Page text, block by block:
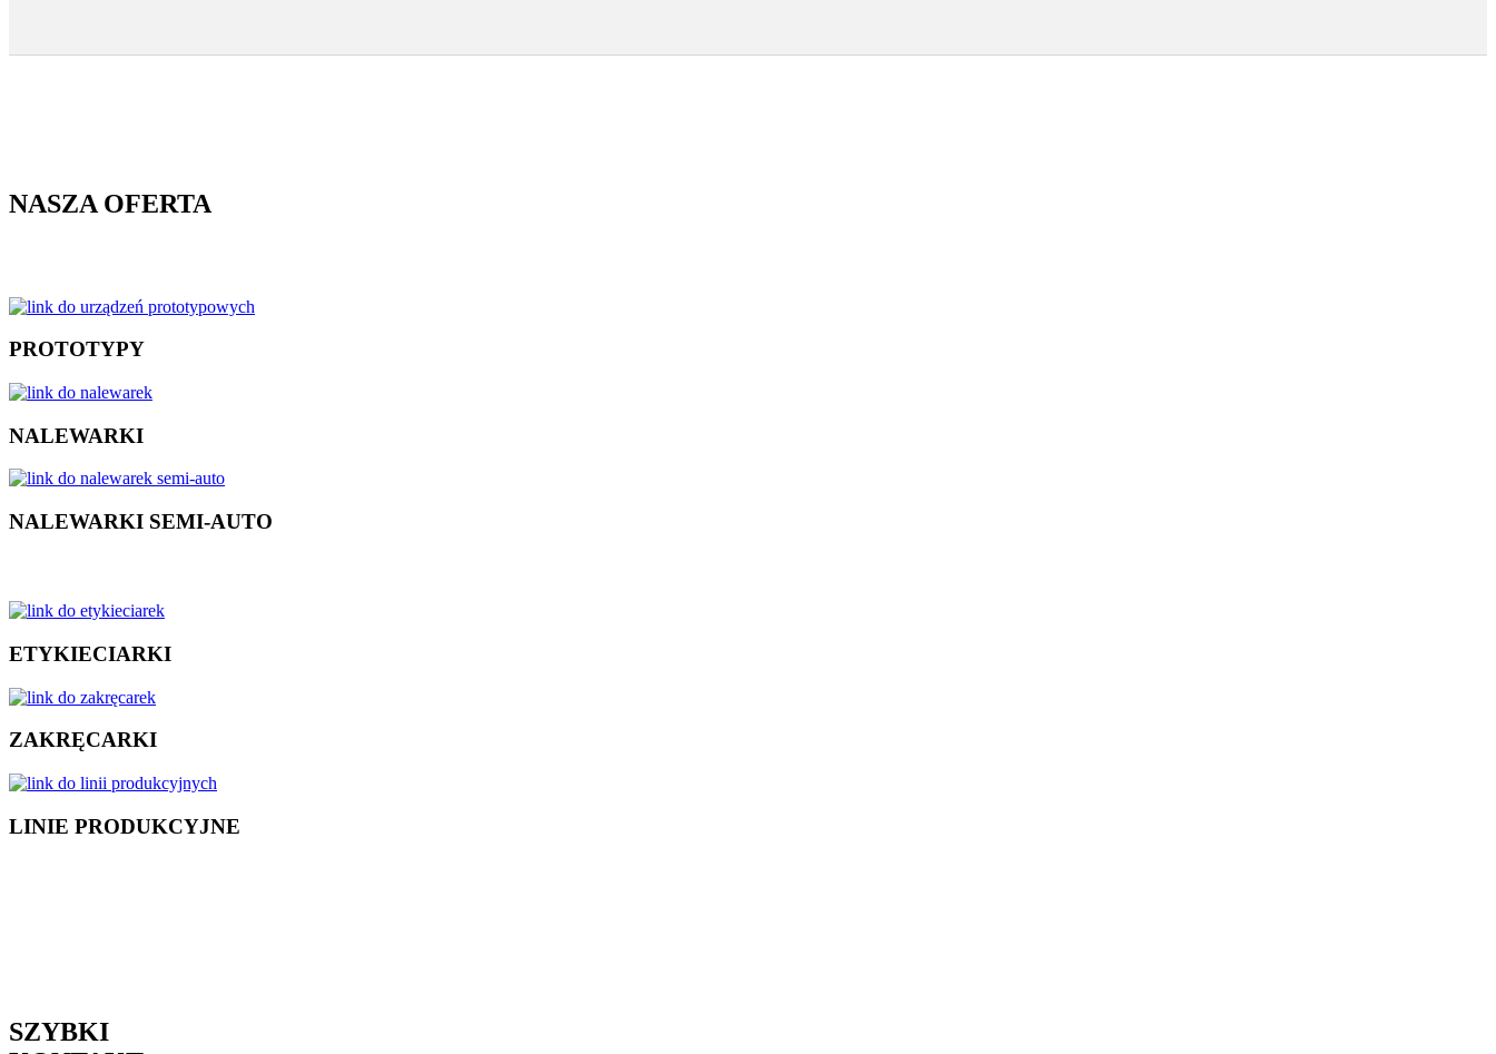
NASZA OFERTA
PROTOTYPY
NALEWARKI
NALEWARKI SEMI-AUTO
ETYKIECIARKI
ZAKRĘCARKI
LINIE PRODUKCYJNE
SZYBKI